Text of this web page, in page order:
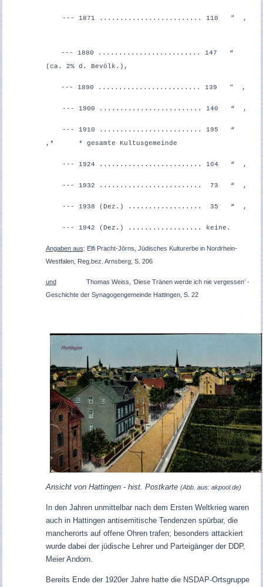
--- 1871 ......................... 110 " ,
--- 1880 ......................... 147 “
(ca. 2% d. Bevölk.),
--- 1890 ......................... 139 " ,
--- 1900 ......................... 140 “ ,
--- 1910 ......................... 195 “
,*
* gesamte Kultusgemeinde
--- 1924 ......................... 104 “ ,
--- 1932 ......................... 73 “ ,
--- 1938 (Dez.) .................. 35 “ ,
--- 1942 (Dez.) .................. keine.
Angaben aus: Elfi Pracht-Jörns, Jüdisches Kulturerbe in Nordrhein-
Westfalen, Reg.bez. Arnsberg, S. 206
undThomas Weiss, ‘Diese Tränen werde ich nie vergessen’ -
Geschichte der Synagogengemeinde Hattingen, S. 22
Ansicht von Hattingen - hist. Postkarte (Abb. aus: akpool.de)
In den Jahren unmittelbar nach dem Ersten Weltkrieg waren
auch in Hattingen antisemitische Tendenzen spürbar, die
mancherorts auf offene Ohren trafen; besonders attackiert
wurde dabei der jüdische Lehrer und Parteigänger der DDP,
Meier Andorn.
Bereits Ende der 1920er Jahre hatte die NSDAP-Ortsgruppe